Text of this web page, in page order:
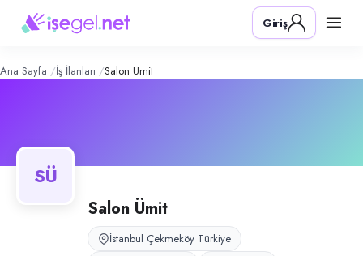
Ümit– Şirket Profili
Konum:
Salon Ümit, Çekmeköy, İstanbul bölgesinde güzellik & bakım
Giriş
Ana Sayfa İş İlanları Salon Ümit
SÜ
Salon Ümit
İstanbul Çekmeköy Türkiye